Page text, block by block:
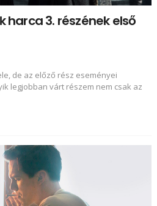
3. részének első
de az előző rész eseményei
legjobban várt részem nem csak az